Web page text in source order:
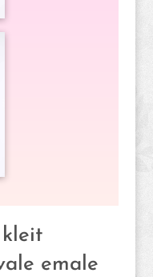
emale